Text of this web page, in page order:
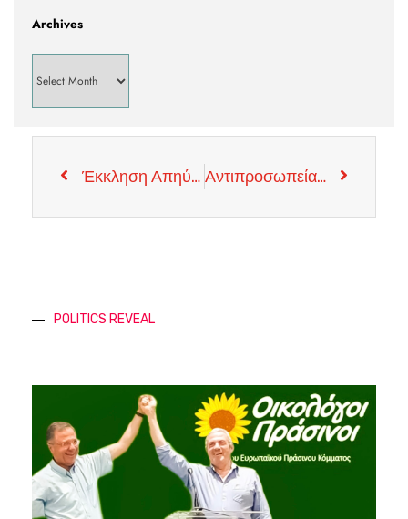
Archives
Έκκληση Απηύθυνε η Υπ. Δικαιοσύνης Στα Θύματα Σεξουαλικής Παρενόχλησης (να προσέλθουν και να κάνουν καταγγελία ) Αντιπροσωπεία της Τουρκικής Εθνοσυνέλευσης θα Επισκεφτεί Τα Κατεχόμενα
POLITICS REVEAL